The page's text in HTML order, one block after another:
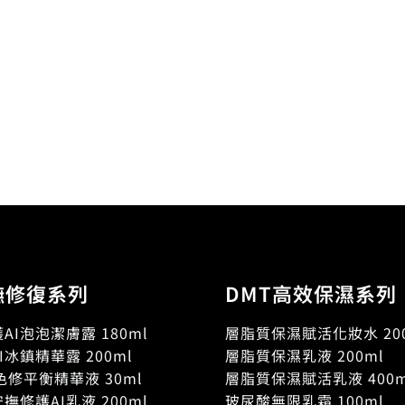
復系列
AI泡泡潔膚露 180ml
鎮精華露 200ml
修平衡精華液 30ml
DMT高效保濕系列
層脂質保濕賦活化妝水
層脂質保濕乳液 200ml
層脂質保濕賦活乳液